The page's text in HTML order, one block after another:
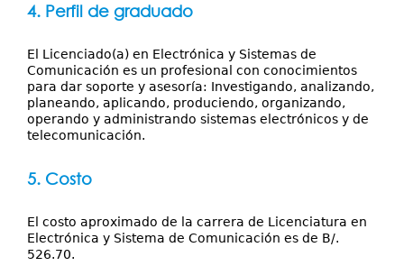
4. Perfil de graduado
El Licenciado(a) en Electrónica y Sistemas de
Comunicación es un profesional con conocimientos
para dar soporte y asesoría: Investigando, analizando,
planeando, aplicando, produciendo, organizando,
operando y administrando sistemas electrónicos y de
telecomunicación.
5. Costo
El costo aproximado de la carrera de Licenciatura en
Electrónica y Sistema de Comunicación es de B/.
526.70.